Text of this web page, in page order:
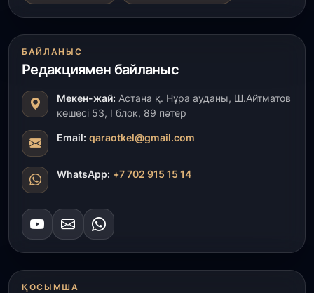
БАЙЛАНЫС
Редакциямен байланыс
Мекен-жай: Астана қ. Нұра ауданы, Ш.Айтматов
көшесі 53, І блок, 89 пәтер
Email: qaraotkel@gmail.com
WhatsApp: +7 702 915 15 14
ҚОСЫМША